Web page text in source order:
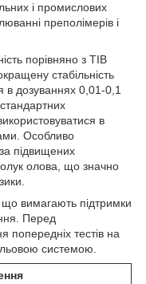
і промислових
преполімерів і
порівняно з TIB
стабільність
в дозуваннях 0,01-0,1
в
Особливо
підвищених
олова, що значно
вимагають підтримки
Перед
попередніх тестів на
системою.